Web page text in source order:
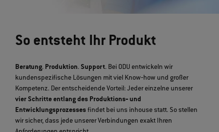
So entsteht Ihr Produkt
Beratung. Produktion.Support. Bei ODU entwickeln wir
kundenspezifische Lösungen mit viel Know‐how und großer
Kompetenz. Der entscheidende Vorteil: Jeder einzelne unserer
vier Schritte entlang des Produktions‐ und
Entwicklungsprozessesfindet bei uns inhouse statt. So stellen
wir sicher, dass jede unserer Verbindungen exakt Ihren